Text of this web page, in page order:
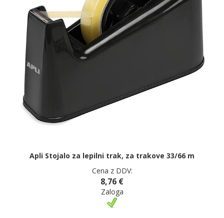
Apli Stojalo za lepilni trak, za trakove 33/66 m
Cena z DDV:
8,76 €
Zaloga